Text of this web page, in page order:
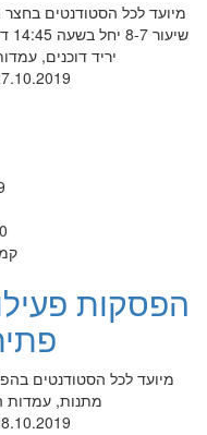
יריד דוכנים,
27.10.2019 בשעה 14:45-
הפסקות
מיועד לכל הסטודנטים
מתנות, עמדות
28.10.2019 בשעה 14:30-